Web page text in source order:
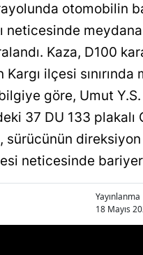
otomobilin
neticesinde
Kaza, D100
Kargı ilçesi
göre, Umut
37 DU 133 plakalı
sürücünün
neticesinde
Yayınlanma
18 Mayıs